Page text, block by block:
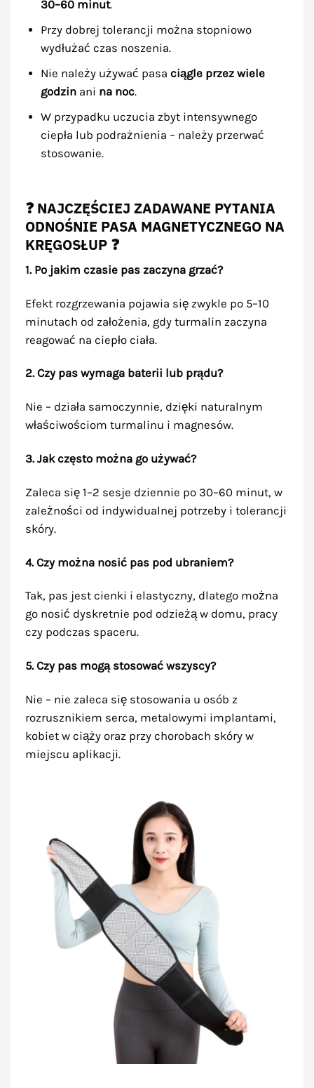
30–60 minut.
Przy dobrej tolerancji można stopniowo
wydłużać czas noszenia.
Nie należy używać pasa ciągle przez wiele
godzinani na noc.
W przypadku uczucia zbyt intensywnego
ciepła lub podrażnienia – należy przerwać
stosowanie.
❓ NAJCZĘŚCIEJ ZADAWANE PYTANIA
ODNOŚNIE PASA MAGNETYCZNEGO NA
KRĘGOSŁUP ❓
1. Po jakim czasie pas zaczyna grzać?
Efekt rozgrzewania pojawia się zwykle po 5–10
minutach od założenia, gdy turmalin zaczyna
reagować na ciepło ciała.
2. Czy pas wymaga baterii lub prądu?
Nie – działa samoczynnie, dzięki naturalnym
właściwościom turmalinu i magnesów.
3. Jak często można go używać?
Zaleca się 1–2 sesje dziennie po 30–60 minut, w
zależności od indywidualnej potrzeby i tolerancji
skóry.
4. Czy można nosić pas pod ubraniem?
Tak, pas jest cienki i elastyczny, dlatego można
go nosić dyskretnie pod odzieżą w domu, pracy
czy podczas spaceru.
5. Czy pas mogą stosować wszyscy?
Nie – nie zaleca się stosowania u osób z
rozrusznikiem serca, metalowymi implantami,
kobiet w ciąży oraz przy chorobach skóry w
miejscu aplikacji.